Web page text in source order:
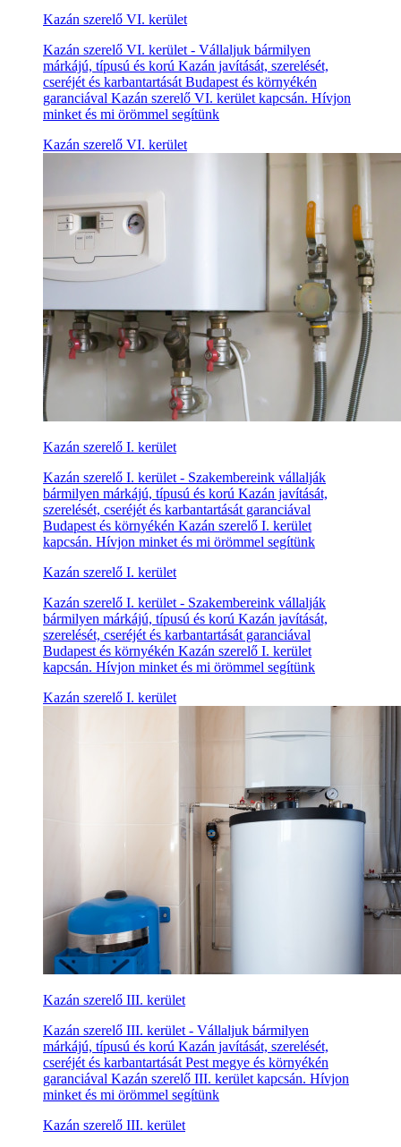
Kazán szerelő VI. kerület
Kazán szerelő VI. kerület - Vállaljuk bármilyen
márkájú, típusú és korú Kazán javítását, szerelését,
cseréjét és karbantartását Budapest és környékén
garanciával Kazán szerelő VI. kerület kapcsán. Hívjon
minket és mi örömmel segítünk
Kazán szerelő VI. kerület
Kazán szerelő I. kerület
Kazán szerelő I. kerület - Szakembereink vállalják
bármilyen márkájú, típusú és korú Kazán javítását,
szerelését, cseréjét és karbantartását garanciával
Budapest és környékén Kazán szerelő I. kerület
kapcsán. Hívjon minket és mi örömmel segítünk
Kazán szerelő I. kerület
Kazán szerelő I. kerület - Szakembereink vállalják
bármilyen márkájú, típusú és korú Kazán javítását,
szerelését, cseréjét és karbantartását garanciával
Budapest és környékén Kazán szerelő I. kerület
kapcsán. Hívjon minket és mi örömmel segítünk
Kazán szerelő I. kerület
Kazán szerelő III. kerület
Kazán szerelő III. kerület - Vállaljuk bármilyen
márkájú, típusú és korú Kazán javítását, szerelését,
cseréjét és karbantartását Pest megye és környékén
garanciával Kazán szerelő III. kerület kapcsán. Hívjon
minket és mi örömmel segítünk
Kazán szerelő III. kerület